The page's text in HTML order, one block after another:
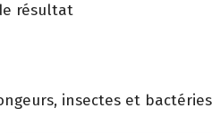
résultat
insectes et